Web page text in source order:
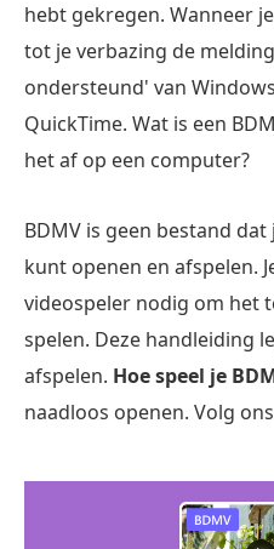
hebt gekregen. Wanneer
tot je verbazing de
ondersteund' van
QuickTime. Wat is een
het af op een computer?
BDMV is geen bestand
kunt openen en afspelen.
videospeler nodig om het
spelen. Deze handleiding
afspelen. Hoe speel je
naadloos openen. Volg